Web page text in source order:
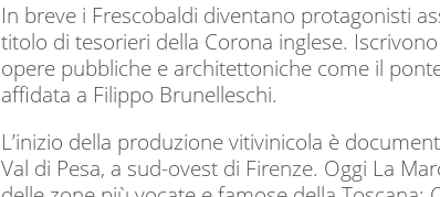
In breve i Frescobaldi diventano protagonisti
titolo di tesorieri della Corona inglese.
opere pubbliche e architettoniche come il
affidata a Filippo Brunelleschi.
L’inizio della produzione vitivinicola è
Val di Pesa, a sud-ovest di Firenze. Oggi La